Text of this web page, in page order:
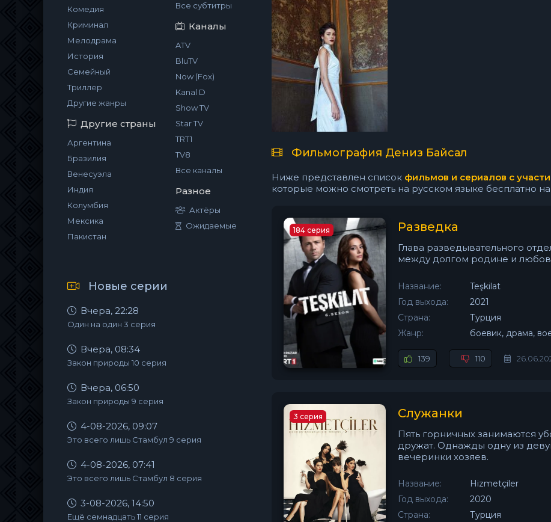
Комедия
Криминал
Мелодрама
История
Семейный
Триллер
Другие жанры
Другие страны
Аргентина
Бразилия
Венесуэла
Индия
Колумбия
Мексика
Пакистан
Все субтитры
Каналы
ATV
BluTV
Now (Fox)
Kanal D
Show TV
Star TV
TRT1
TV8
Все каналы
Разное
Актёры
Ожидаемые
Новые серии
Вчера, 22:28
Один на один 3 серия
Вчера, 08:34
Закон природы 10 серия
Вчера, 06:50
Закон природы 9 серия
4-08-2026, 09:07
Это всего лишь Стамбул 9 серия
4-08-2026, 07:41
Это всего лишь Стамбул 8 серия
3-08-2026, 14:50
Ещё семнадцать 11 серия
Фильмография Дениз Байсал
Ниже представлен список фильмов и сериалов с
которые можно смотреть на русском языке бесплатно на
184 серия Разведка
Глава разведывательного
между долгом родине и
Название:
Teşkilat
Год выхода:
2021
Страна:
Турция
Жанр:
боевик, драма,
139 110
3 серия Служанки
Пять горничных занимаются
дружат. Однажды одну из
вечеринки хозяев.
Название:
Hizmetçiler
Год выхода:
2020
Страна:
Турция